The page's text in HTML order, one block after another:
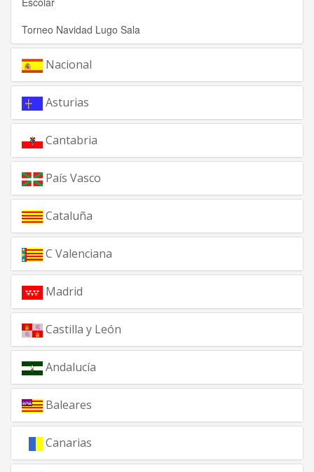
Torneo Navidad Lugo Sala
Nacional
Asturias
Cantabria
País Vasco
Cataluña
C Valenciana
Madrid
Castilla y León
Andalucía
Baleares
Canarias